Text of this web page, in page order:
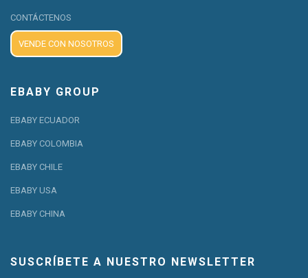
CONTÁCTENOS
VENDE CON NOSOTROS
EBABY GROUP
EBABY ECUADOR
EBABY COLOMBIA
EBABY CHILE
EBABY USA
EBABY CHINA
SUSCRÍBETE A NUESTRO NEWSLETTER